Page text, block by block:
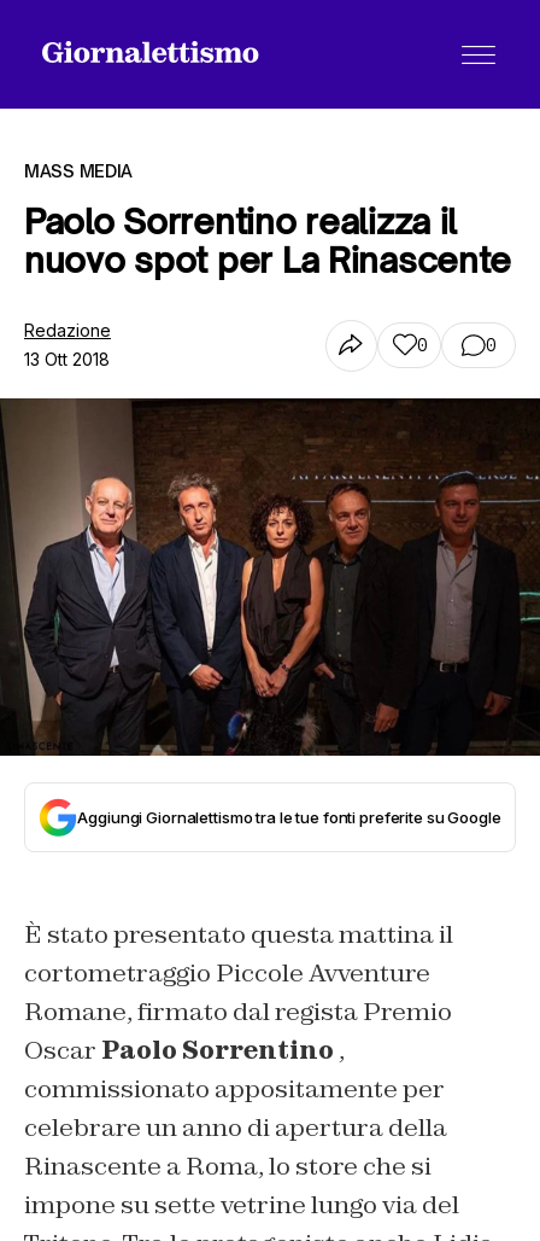
Tutti gli articoli
Chi siamo
Contatti
MASS MEDIA
Paolo Sorrentino realizza il
nuovo spot per La Rinascente
Redazione
13 Ott 2018
0 0
Aggiungi Giornalettismo tra le tue fonti preferite su Google
È stato presentato questa mattina il
cortometraggio Piccole Avventure
Romane, firmato dal regista Premio
Oscar Paolo Sorrentino ,
commissionato appositamente per
celebrare un anno di apertura della
Rinascente a Roma, lo store che si
impone su sette vetrine lungo via del